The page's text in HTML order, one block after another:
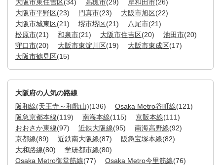
大阪市東住吉区(34) 高槻市(29) 岸和田市(26)
大阪市平野区(23) 門真市(23) 大阪市旭区(22)
大阪市城東区(21) 堺市堺区(21) 八尾市(21)
松原市(21) 和泉市(21) 大阪市住吉区(20) 池田市(20)
守口市(20) 大阪市東淀川区(19) 大阪市東成区(17)
大阪市鶴見区(15)
大阪府の人気の路線
阪和線(天王寺～和歌山)(136) Osaka Metro谷町線(121)
阪急京都本線(119) 南海本線(115) 京阪本線(111)
おおさか東線(97) 近鉄大阪線(95) 南海高野線(92)
京都線(89) 近鉄南大阪線(87) 阪急宝塚本線(82)
大和路線(80) 学研都市線(80)
Osaka Metro御堂筋線(77) Osaka Metro今里筋線(76)